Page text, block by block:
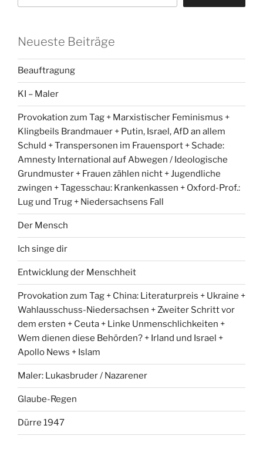
Neueste Beiträge
Beauftragung
KI – Maler
Provokation zum Tag + Marxistischer Feminismus +
Klingbeils Brandmauer + Putin, Israel, AfD an allem
Schuld + Transpersonen im Frauensport + Schade:
Amnesty International auf Abwegen / Ideologische
Grundmuster + Frauen zählen nicht + Jugendliche
zwingen + Tagesschau: Krankenkassen + Oxford-Prof.:
Lug und Trug + Niedersachsens Fall
Der Mensch
Ich singe dir
Entwicklung der Menschheit
Provokation zum Tag + China: Literaturpreis + Ukraine +
Wahlausschuss-Niedersachsen + Zweiter Schritt vor
dem ersten + Ceuta + Linke Unmenschlichkeiten +
Wem dienen diese Behörden? + Irland und Israel +
Apollo News + Islam
Maler: Lukasbruder / Nazarener
Glaube-Regen
Dürre 1947